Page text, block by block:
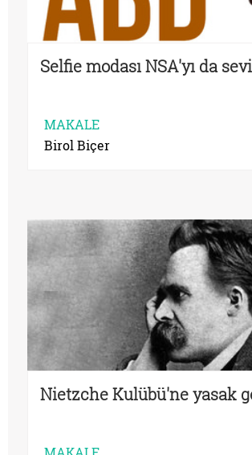
Selfie modası NSA'yı da
MAKALE
Birol Biçer
Nietzche Kulübü'ne yasak